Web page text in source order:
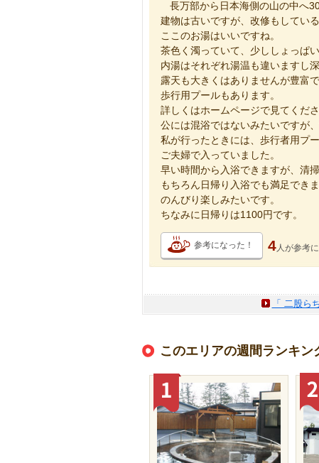
長万部から日本海側の山の中へ
建物は古いですが、改修もしてい
ここのお湯はいいですね。
茶色く濁っていて、少ししょっぱ
内湯はそれぞれ湯温も違いますし
露天も大きくはありませんが豊富で
歩行用プールもあります。
詳しくはホームページで見てくださ
公には混浴ではないみたいですが
私が行ったときには、歩行者用プ
ご夫婦で入っていました。
早い時間から入浴できますが、清
もちろん日帰り入浴でも満足でき
のんびり楽しみたいです。
ちなみに日帰りは1100円です。
参考になった！ 4人が参考
「 二股ら
このエリアの週間ランキン